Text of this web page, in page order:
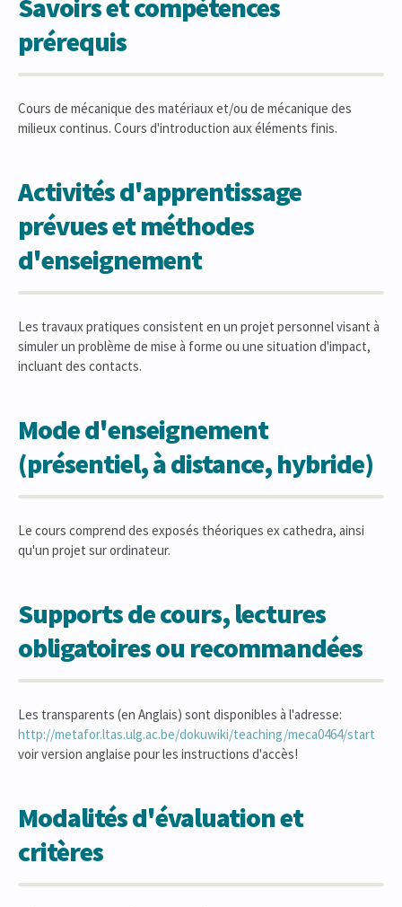
Savoirs et compétences
prérequis
Cours de mécanique des matériaux et/ou de mécanique des
milieux continus. Cours d'introduction aux éléments finis.
Activités d'apprentissage
prévues et méthodes
d'enseignement
Les travaux pratiques consistent en un projet personnel visant à
simuler un problème de mise à forme ou une situation d'impact,
incluant des contacts.
Mode d'enseignement
(présentiel, à distance, hybride)
Le cours comprend des exposés théoriques ex cathedra, ainsi
qu'un projet sur ordinateur.
Supports de cours, lectures
obligatoires ou recommandées
Les transparents (en Anglais) sont disponibles à l'adresse:
http://metafor.ltas.ulg.ac.be/dokuwiki/teaching/meca0464/start
voir version anglaise pour les instructions d'accès!
Modalités d'évaluation et
critères